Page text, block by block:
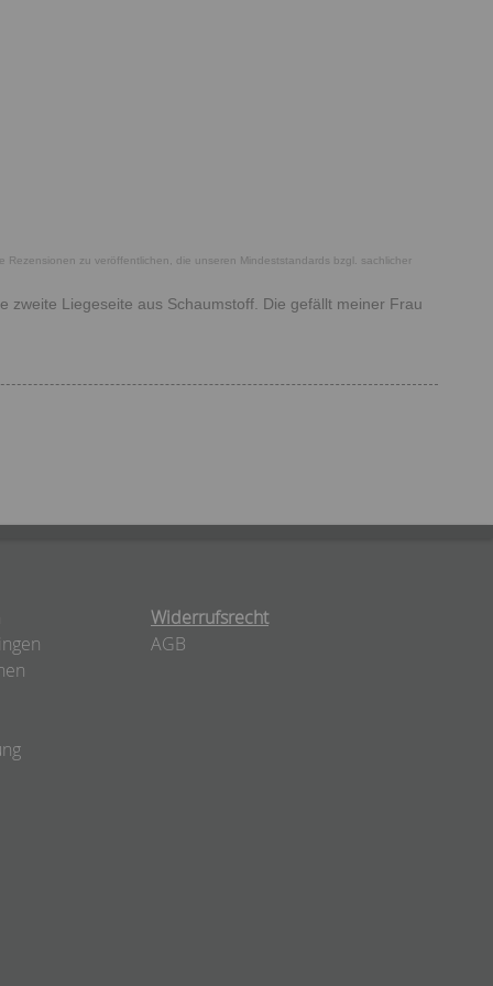
zu veröffentlichen, die unseren Mindeststandards bzgl. sachlicher
Liegeseite aus Schaumstoff. Die gefällt meiner Frau
Widerrufsrecht
AGB